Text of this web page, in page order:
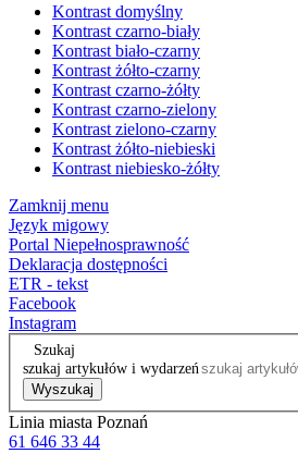
Kontrast domyślny
Kontrast czarno-biały
Kontrast biało-czarny
Kontrast żółto-czarny
Kontrast czarno-żółty
Kontrast czarno-zielony
Kontrast zielono-czarny
Kontrast żółto-niebieski
Kontrast niebiesko-żółty
Zamknij menu
Język migowy
Portal Niepełnosprawność
Deklaracja dostępności
ETR - tekst
Facebook
Instagram
Szukaj
szukaj artykułów i wydarzeń
Wyszukaj
Linia miasta Poznań
61 646 33 44